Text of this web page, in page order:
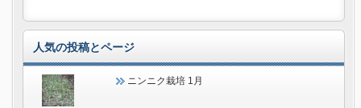
人気の投稿とページ
ニンニク栽培 1月